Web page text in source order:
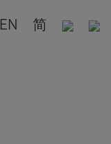
EN 简